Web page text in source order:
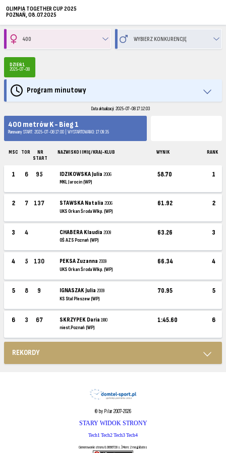
OLIMPIA TOGETHER CUP 2025
POZNAŃ, 08.07.2025
DZIEŃ 1
2025-07-08
Program minutowy
Data aktualizacji: 2025-07-08 17:12:03
400 metrów K - Bieg 1
Planowany START: 2025-07-08 17:00 | WYSTARTOWANO: 17:09:35
MSC TOR
NR
START
NAZWISKO I IMIĘ / KRAJ-KLUB WYNIK RANK
1 6 95 IDZIKOWSKA Julia2006
MKL Jarocin (WP)
58.70 1
2 7 137 STAWSKA Natalia2006
UKS Orkan Środa Wlkp. (WP)
61.92 2
3 4 CHABERA Klaudia2009
OŚ AZS Poznań (WP)
63.26 3
4 5 130 PEKSA Zuzanna2009
UKS Orkan Środa Wlkp. (WP)
66.34 4
5 8 9 IGNASZAK Julia2009
KS Stal Pleszew (WP)
70.95 5
6 3 67 SKRZYPEK Daria1990
niest.Poznań (WP)
1:45.60 6
REKORDY
© by Pilar 2007-2026
STARY WIDOK STRONY
Tech1 Tech2Tech3Tech4
Generowanie strony 0.0666728 s. | Mem: 2 megabytes